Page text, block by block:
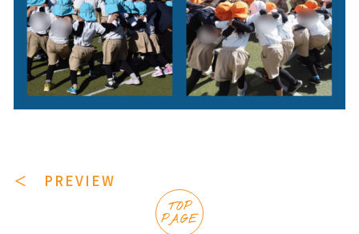
＜ PREVIEW
TOP
PAGE